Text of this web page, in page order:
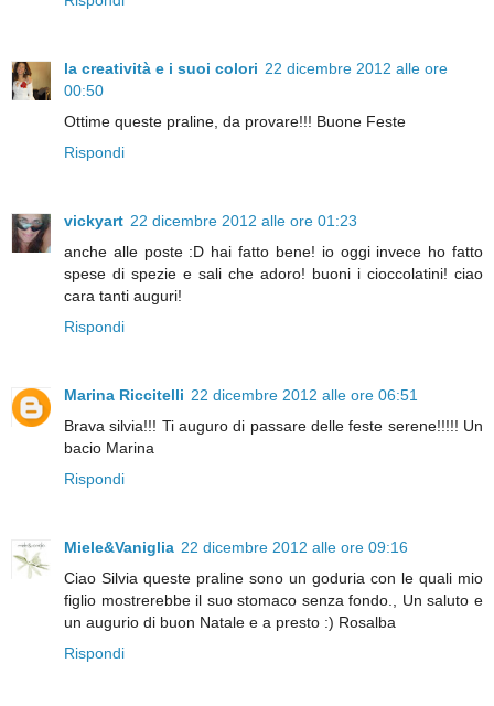
la creatività e i suoi colori 22 dicembre 2012 alle ore
00:50
Ottime queste praline, da provare!!! Buone Feste
Rispondi
vickyart 22 dicembre 2012 alle ore 01:23
anche alle poste :D hai fatto bene! io oggi invece ho fatto
spese di spezie e sali che adoro! buoni i cioccolatini! ciao
cara tanti auguri!
Rispondi
Marina Riccitelli 22 dicembre 2012 alle ore 06:51
Brava silvia!!! Ti auguro di passare delle feste serene!!!!! Un
bacio Marina
Rispondi
Miele&Vaniglia 22 dicembre 2012 alle ore 09:16
Ciao Silvia queste praline sono un goduria con le quali mio
figlio mostrerebbe il suo stomaco senza fondo., Un saluto e
un augurio di buon Natale e a presto :) Rosalba
Rispondi